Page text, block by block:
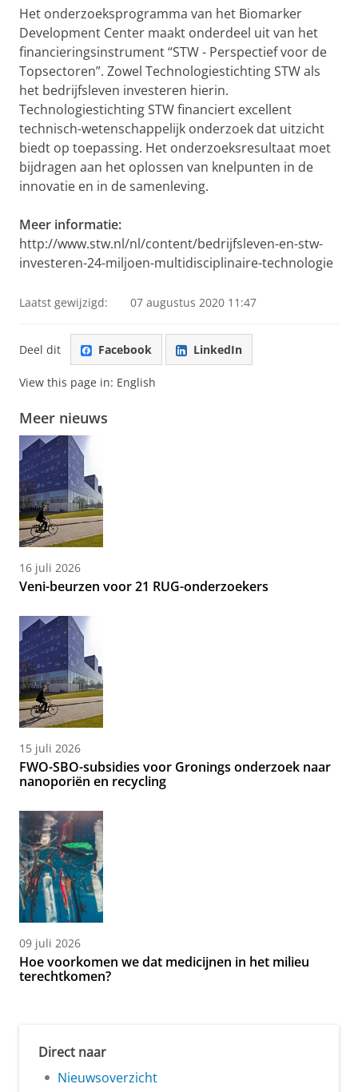
Het onderzoeksprogramma van het Biomarker
Development Center maakt onderdeel uit van het
financieringsinstrument “STW - Perspectief voor de
Topsectoren”. Zowel Technologiestichting STW als
het bedrijfsleven investeren hierin.
Technologiestichting STW financiert excellent
technisch-wetenschappelijk onderzoek dat uitzicht
biedt op toepassing. Het onderzoeksresultaat moet
bijdragen aan het oplossen van knelpunten in de
innovatie en in de samenleving.
Meer informatie:
http://www.stw.nl/nl/content/bedrijfsleven-en-stw-
investeren-24-miljoen-multidisciplinaire-technologie
Laatst gewijzigd: 07 augustus 2020 11:47
Deel dit Facebook LinkedIn
View this page in: English
Meer nieuws
16 juli 2026
Veni-beurzen voor 21 RUG-onderzoekers
15 juli 2026
FWO-SBO-subsidies voor Gronings onderzoek naar
nanoporiën en recycling
09 juli 2026
Hoe voorkomen we dat medicijnen in het milieu
terechtkomen?
Direct naar
Nieuwsoverzicht